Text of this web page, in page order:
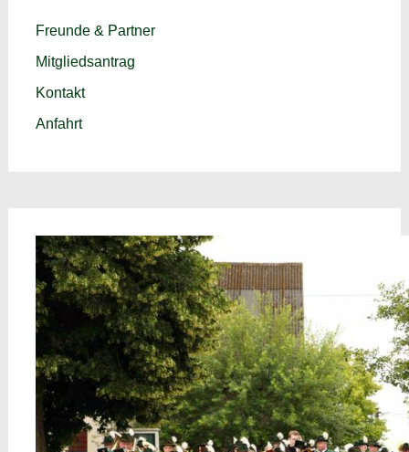
Freunde & Partner
Mitgliedsantrag
Kontakt
Anfahrt